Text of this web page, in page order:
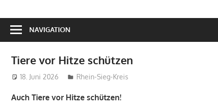
NAVIGATION
Tiere vor Hitze schützen
18. Juni 2026 treffpunkt
Rhein-Sieg-Kreis
Auch Tiere vor Hitze schützen!